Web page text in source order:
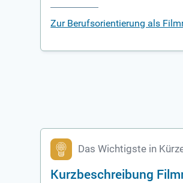
Zur Berufsorientierung als
Das Wichtigste in
Kurzbeschreibung